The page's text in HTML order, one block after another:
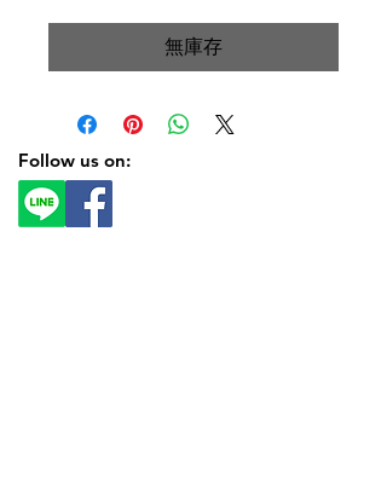
無庫存
Follow us on: